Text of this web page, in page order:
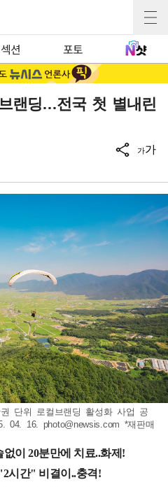
섹션 포토
랜딩…전국 첫 별내린
가가
단위 로컬브랜딩 활성화 사업 공
04. 16. photo@newsis.com *재판매